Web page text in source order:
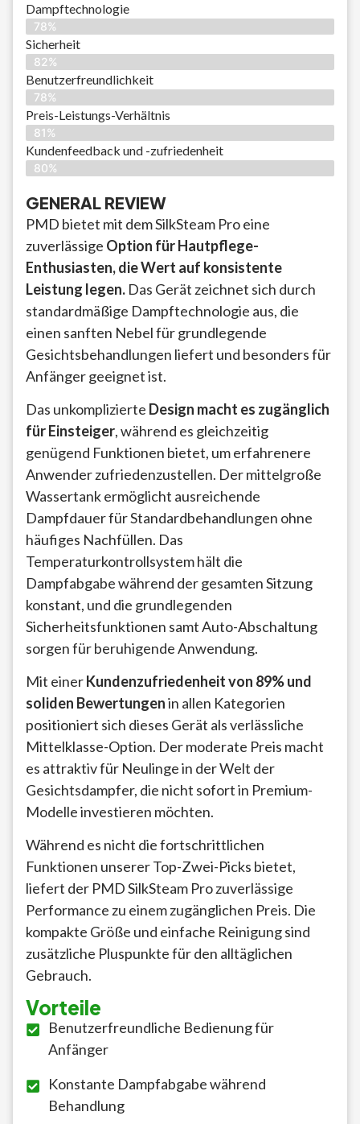
Dampftechnologie
78%
Sicherheit
82%
Benutzerfreundlichkeit
78%
Preis-Leistungs-Verhältnis
81%
Kundenfeedback und -zufriedenheit
80%
GENERAL REVIEW
PMD bietet mit dem SilkSteam Pro eine
zuverlässige Option für Hautpflege-
Enthusiasten, die Wert auf konsistente
Leistung legen. Das Gerät zeichnet sich durch
standardmäßige Dampftechnologie aus, die
einen sanften Nebel für grundlegende
Gesichtsbehandlungen liefert und besonders für
Anfänger geeignet ist.
Das unkomplizierte Design macht es zugänglich
für Einsteiger, während es gleichzeitig
genügend Funktionen bietet, um erfahrenere
Anwender zufriedenzustellen. Der mittelgroße
Wassertank ermöglicht ausreichende
Dampfdauer für Standardbehandlungen ohne
häufiges Nachfüllen. Das
Temperaturkontrollsystem hält die
Dampfabgabe während der gesamten Sitzung
konstant, und die grundlegenden
Sicherheitsfunktionen samt Auto-Abschaltung
sorgen für beruhigende Anwendung.
Mit einerKundenzufriedenheit von 89% und
soliden Bewertungenin allen Kategorien
positioniert sich dieses Gerät als verlässliche
Mittelklasse-Option. Der moderate Preis macht
es attraktiv für Neulinge in der Welt der
Gesichtsdampfer, die nicht sofort in Premium-
Modelle investieren möchten.
Während es nicht die fortschrittlichen
Funktionen unserer Top-Zwei-Picks bietet,
liefert der PMD SilkSteam Pro zuverlässige
Performance zu einem zugänglichen Preis. Die
kompakte Größe und einfache Reinigung sind
zusätzliche Pluspunkte für den alltäglichen
Gebrauch.
Vorteile
Benutzerfreundliche Bedienung für
Anfänger
Konstante Dampfabgabe während
Behandlung